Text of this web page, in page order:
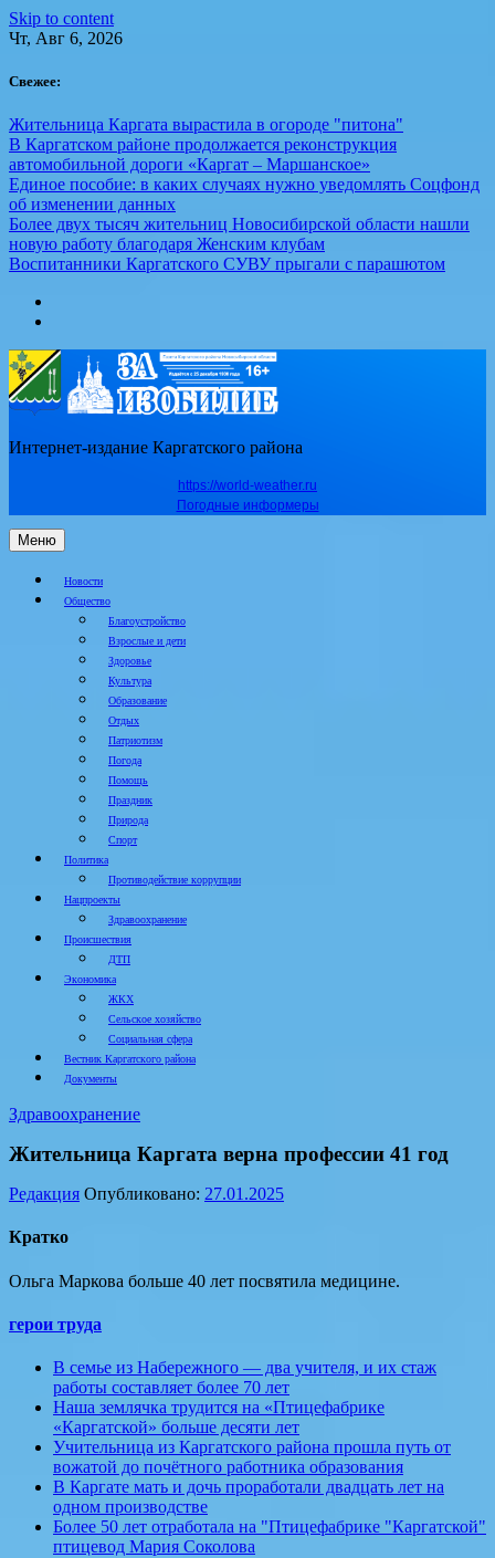
Skip to content
Чт, Авг 6, 2026
Свежее:
Жительница Каргата вырастила в огороде "питона"
В Каргатском районе продолжается реконструкция
автомобильной дороги «Каргат – Маршанское»
Единое пособие: в каких случаях нужно уведомлять Соцфонд
об изменении данных
Более двух тысяч жительниц Новосибирской области нашли
новую работу благодаря Женским клубам
Воспитанники Каргатского СУВУ прыгали с парашютом
Интернет-издание Каргатского района
https://world-weather.ru
Погодные информеры
Меню
Новости
Общество
Благоустройство
Взрослые и дети
Здоровье
Культура
Образование
Отдых
Патриотизм
Погода
Помощь
Праздник
Природа
Спорт
Политика
Противодействие коррупции
Нацпроекты
Здравоохранение
Происшествия
ДТП
Экономика
ЖКХ
Сельское хозяйство
Социальная сфера
Вестник Каргатского района
Документы
Здравоохранение
Жительница Каргата верна профессии 41 год
Редакция Опубликовано: 27.01.2025
Кратко
Ольга Маркова больше 40 лет посвятила медицине.
герои труда
В семье из Набережного — два учителя, и их стаж
работы составляет более 70 лет
Наша землячка трудится на «Птицефабрике
«Каргатской» больше десяти лет
Учительница из Каргатского района прошла путь от
вожатой до почётного работника образования
В Каргате мать и дочь проработали двадцать лет на
одном производстве
Более 50 лет отработала на "Птицефабрике "Каргатской"
птицевод Мария Соколова